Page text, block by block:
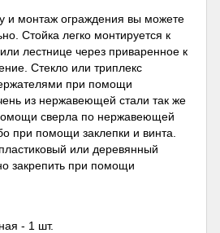
и монтаж ограждения вы можете
Стойка легко монтируется к
лестнице через приваренное к
Стекло или триплекс
при помощи
из нержавеющей стали так же
сверла по нержавеющей
при помощи заклепки и винта.
или деревянный
закрепить при помощи
- 1 шт.